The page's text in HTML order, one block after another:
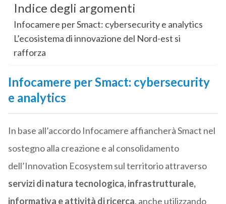
Indice degli argomenti
Infocamere per Smact: cybersecurity e analytics
L’ecosistema di innovazione del Nord-est si
rafforza
Infocamere per Smact: cybersecurity
e analytics
In base all’accordo Infocamere affiancherà Smact nel
sostegno alla creazione e al consolidamento
dell’Innovation Ecosystem sul territorio attraverso
servizi di natura tecnologica, infrastrutturale,
informativa e attività di ricerca, anche utilizzando